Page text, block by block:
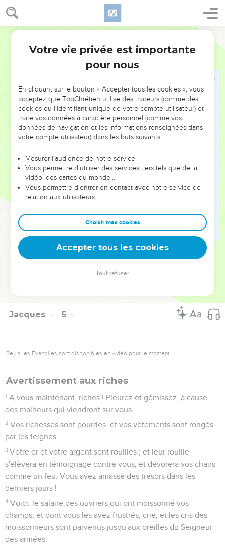
Jacques 4
Ne pas juger un frère
Ne parlez point mal les uns des autres, frères. Celui qui
parle mal d'un frère, ou qui juge son frère, parle mal de la loi
et juge la loi. Or, si tu juges la loi, tu n'es pas observateur de
la loi, mais tu en es juge.
et perdre ; mais toi, qui es-tu, qui juges le prochain ?
Ne pas être orgueilleux
A vous maintenant, qui dites : Aujourd'hui ou demain nous
trafiquerons, et nous gagnerons !
Vous qui ne savez pas ce qui arrivera demain ! car, qu'est-
ce votre vie ? Vous êtes une vapeur qui paraît pour un peu
de temps, et qui ensuite disparaît.
Vous devriez dire, au contraire : Si Dieu le veut, nous
vivrons, et nous ferons ceci ou cela.
Mais maintenant vous vous glorifiez dans vos pensées
orgueilleuses. C'est chose mauvaise que de se glorifier de la
Jacques 5
Seuls les Évangiles sont disponibles en vidéo pour le moment.
Avertissement aux riches
1 A vous maintenant, riches ! Pleurez et gémissez, à cause
des malheurs qui viendront sur vous.
2 Vos richesses sont pourries, et vos vêtements sont rongés
par les teignes.
3 Votre or et votre argent sont rouillés ; et leur rouille
s'élèvera en témoignage contre vous, et dévorera vos chairs
comme un feu. Vous avez amassé des trésors dans les
derniers jours !
4 Voici, le salaire des ouvriers qui ont moissonné vos
champs, et dont vous les avez frustrés, crie, et les cris des
moissonneurs sont parvenus jusqu'aux oreilles du Seigneur
des armées.
Votre vie privée est importante
pour nous
En cliquant sur le bouton « Accepter tous les cookies », vous
acceptez que TopChrétien utilise des traceurs (comme des
cookies ou l'identifiant unique de votre compte utilisateur) et
traite vos données à caractère personnel (comme vos
données de navigation et les informations renseignées dans
votre compte utilisateur) dans les buts suivants :
Mesurer l'audience de notre service
Vous permettre d'utiliser des services tiers tels que de la
vidéo, des cartes du monde…
Vous permettre d'entrer en contact avec notre service de
relation aux utilisateurs.
Choisir mes cookies
Accepter tous les cookies
Tout refuser